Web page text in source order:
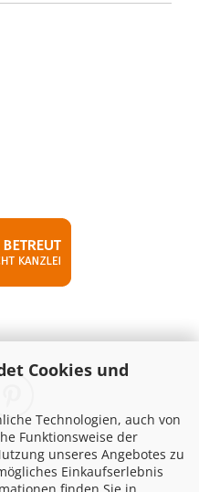
Cookies und
Technologien, auch von
Funktionsweise der
unseres Angebotes zu
Einkaufserlebnis